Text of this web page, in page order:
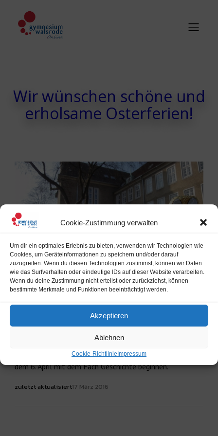
Cookie-Zustimmung verwalten
Um dir ein optimales Erlebnis zu bieten, verwenden wir Technologien wie
Cookies, um Geräteinformationen zu speichern und/oder darauf
zuzugreifen. Wenn du diesen Technologien zustimmst, können wir Daten
wie das Surfverhalten oder eindeutige IDs auf dieser Website verarbeiten.
Wenn du deine Zustimmung nicht erteilst oder zurückziehst, können
bestimmte Merkmale und Funktionen beeinträchtigt werden.
Akzeptieren
Ablehnen
Cookie-Richtlinie Impressum
Wir wünschen schöne und
erholsame Osterferien!
Wir wünschen allen Schülerinnen und Schülern,
Osterfest. Der Unterricht beginnt wieder am Montag,
Abiturienten wünschen wir eine gute und intensive
Vorbereitung auf die Abiturprüfungen, die am Mittwoch,
dem 6. April mit dem Fach Geschichte beginnen.
zuletzt aktualisiert17 März 2016